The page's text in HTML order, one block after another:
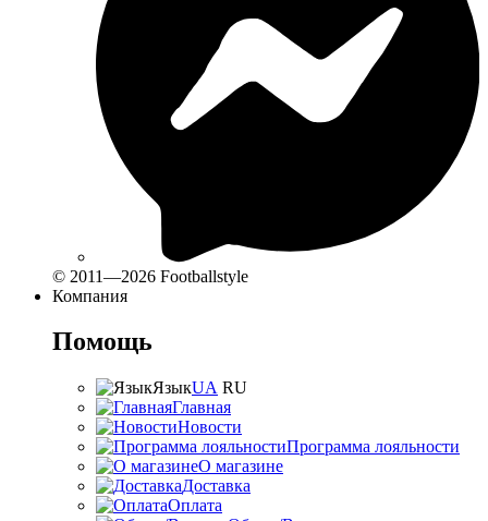
© 2011—2026 Footballstyle
Компания
Помощь
ЯзыкUA RU
Главная
Новости
Программа лояльности
О магазине
Доставка
Оплата